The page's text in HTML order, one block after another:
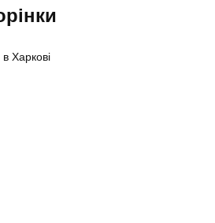
Харкові